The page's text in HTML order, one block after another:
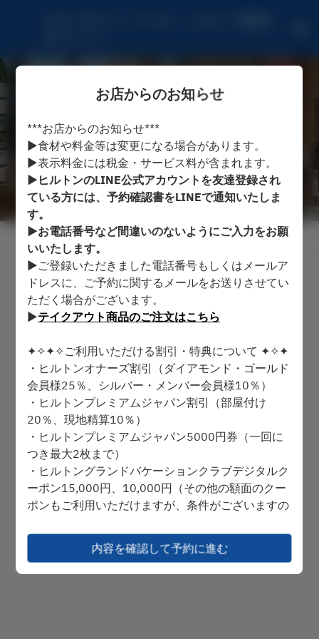
お店からのお知らせを表示
ロビーラウンジ『マール』
2名
8月8日 (土)
時間を選択
予約を続ける
Powered by
お店からのお知らせ
***お店からのお知らせ***
▶食材や料金等は変更になる場合があります。
▶表示料金には税金・サービス料が含まれます。
▶ヒルトンのLINE公式アカウントを友達登録され
ている方には、予約確認書をLINEで通知いたしま
す。
▶お電話番号など間違いのないようにご入力をお願
いいたします。
▶ご登録いただきました電話番号もしくはメールア
ドレスに、ご予約に関するメールをお送りさせてい
ただく場合がございます。
▶テイクアウト商品のご注文はこちら
✦✧✦✧ご利用いただける割引・特典について ✦✧✦
・ヒルトンオナーズ割引（ダイアモンド・ゴールド
会員様25％、シルバー・メンバー会員様10％）
・ヒルトンプレミアムジャパン割引（部屋付け
20％、現地精算10％）
・ヒルトンプレミアムジャパン5000円券（一回に
つき最大2枚まで）
・ヒルトングランドバケーションクラブデジタルク
ーポン15,000円、10,000円（その他の額面のクー
ポンもご利用いただけますが、条件がございますの
い。）
※上記の特典は、公式ホームページからのウェブ予
約またはお電話でのご予約の場合のみご利用いただ
内容を確認して予約に進む